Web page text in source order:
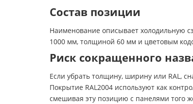
Состав позиции
Наименование описывает холодильную
1000 мм, толщиной 60 мм и цветовым
Риск сокращенного
Если убрать толщину, ширину или RAL,
Покрытие RAL2004 используют как
смешивая эту позицию с панелями того